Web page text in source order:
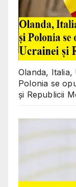
Olanda, Italia,
Polonia se
și Republicii